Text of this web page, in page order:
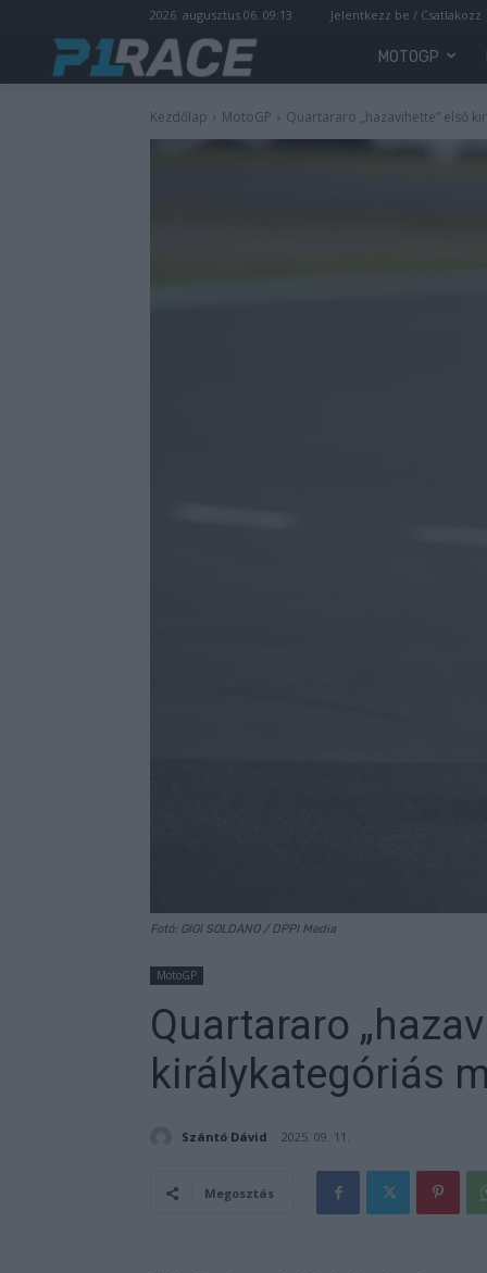
2026. augusztus 06. 09:13 Jelentkezz be / Csatlakozz
MOTOGP
Kezdőlap MotoGP Quartararo „hazavihette” első
Fotó: GIGI SOLDANO / DPPI Media
MotoGP
Quartararo
királykategóriás
Szántó Dávid 2025. 09. 11.
Megosztás